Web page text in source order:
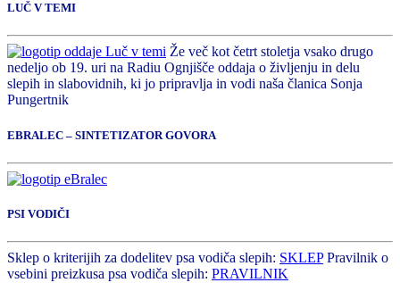
LUČ V TEMI
Že več kot četrt stoletja vsako drugo
nedeljo ob 19. uri na Radiu Ognjišče oddaja o življenju in delu
slepih in slabovidnih, ki jo pripravlja in vodi naša članica Sonja
Pungertnik
EBRALEC – SINTETIZATOR GOVORA
PSI VODIČI
Sklep o kriterijih za dodelitev psa vodiča slepih: SKLEPPravilnik o
vsebini preizkusa psa vodiča slepih: PRAVILNIK